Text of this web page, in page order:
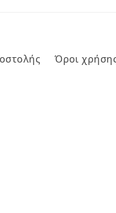
Όροι